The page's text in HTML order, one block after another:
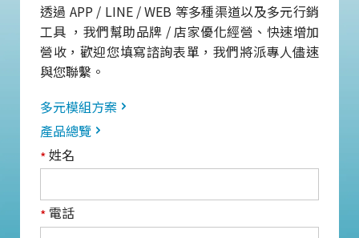
透過 APP / LINE / WEB 等多種渠道以及多元行銷
工具 ，我們幫助品牌 / 店家優化經營、快速增加
營收，歡迎您填寫諮詢表單，我們將派專人儘速
與您聯繫。
多元模組方案
產品總覽
*姓名
* 電話